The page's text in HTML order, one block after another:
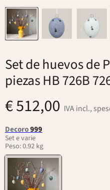
Set de huevos de
piezas HB 726B
€ 512,00 IVA incl.,
Decoro999
Set e varie
Peso: 0.92 kg